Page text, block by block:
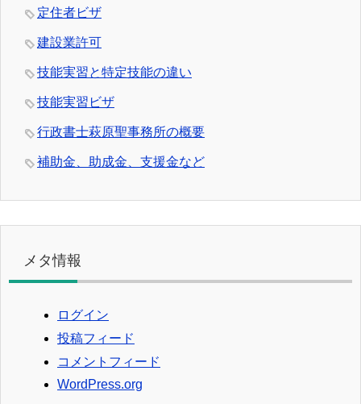
定住者ビザ
建設業許可
技能実習と特定技能の違い
技能実習ビザ
行政書士萩原聖事務所の概要
補助金、助成金、支援金など
メタ情報
ログイン
投稿フィード
コメントフィード
WordPress.org